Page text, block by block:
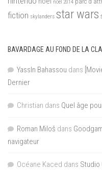
noël 2014 parc
fiction skylanders star wars
BAVARDAGE AU FOND DE LA
YassIn Bahassou dans
Dernier
Christian dans Quel âge
Roman Miloš dans
navigateur
Océane Kaced dans Studio